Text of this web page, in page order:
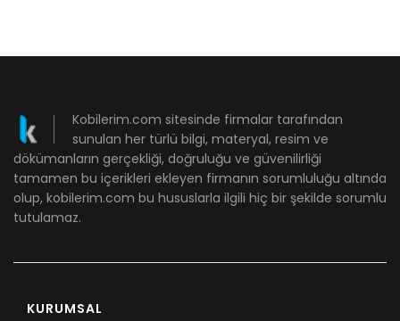
Kobilerim.com sitesinde firmalar tarafından
sunulan her türlü bilgi, materyal, resim ve
dökümanların gerçekliği, doğruluğu ve güvenilirliği
tamamen bu içerikleri ekleyen firmanın sorumluluğu altında
olup, kobilerim.com bu hususlarla ilgili hiç bir şekilde sorumlu
tutulamaz.
KURUMSAL